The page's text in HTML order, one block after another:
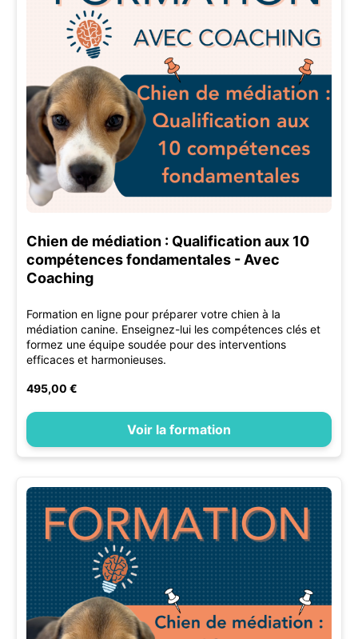
Chien de médiation : Qualification aux 10
compétences fondamentales - Avec
Coaching
Formation en ligne pour préparer votre chien à la
médiation canine. Enseignez-lui les compétences clés et
formez une équipe soudée pour des interventions
efficaces et harmonieuses.
495,00 €
Voir la formation